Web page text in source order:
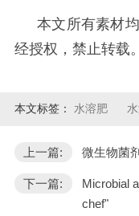
本文所有素材
经授权，禁止转载。
本文标签： 水溶肥
上一篇: 微生物菌
下一篇:
Microbial
chef"